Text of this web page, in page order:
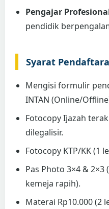
Pengajar
pendidik
Syarat
Mengisi formulir
INTAN (Online/
Fotocopy Ijazah
dilegalisir.
Fotocopy KTP/KK (1
Pas Photo 3×4 &
kemeja rapih).
Materai Rp10.000 (2